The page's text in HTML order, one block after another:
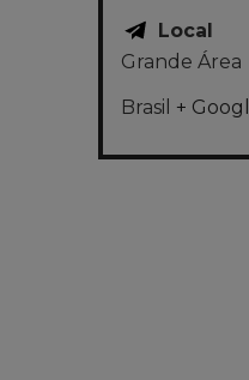
Local
Grande Área
Brasil +